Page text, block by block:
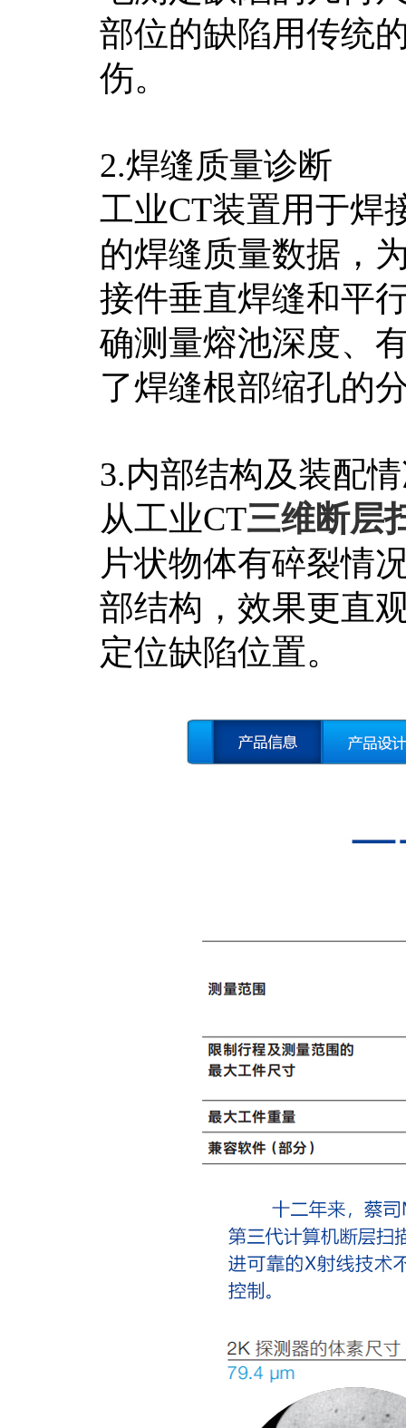
部位的缺陷用传统
伤。
2.焊缝质量诊断
工业CT装置用于焊
的焊缝质量数据，
接件垂直焊缝和平
确测量熔池深度、
了焊缝根部缩孔的
3.内部结构及装配
从工业CT三维断层
片状物体有碎裂情
部结构，效果更直
定位缺陷位置。